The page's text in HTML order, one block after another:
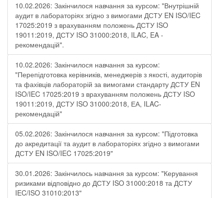
10.02.2026: Закінчилося навчання за курсом: "Внутрішній
аудит в лабораторіях згідно з вимогами ДСТУ EN ISO/IEC
17025:2019 з врахуванням положень ДСТУ ISO
19011:2019, ДСТУ ISO 31000:2018, ILAC, EA -
рекомендацій".
10.02.2026: Закінчилося навчання за курсом:
"Перепідготовка керівників, менеджерів з якості, аудиторів
та фахівців лабораторій за вимогами стандарту ДСТУ EN
ISO/IEC 17025:2019 з врахуванням положень ДСТУ ISO
19011:2019, ДСТУ ISO 31000:2018, ЕА, ILAC-
рекомендацій"
05.02.2026: Закінчилося навчання за курсом: "Підготовка
до акредитації та аудит в лабораторіях згідно з вимогами
ДСТУ EN ISO/IEC 17025:2019"
30.01.2026: Закінчилось навчання за курсом: "Керування
ризиками відповідно до ДСТУ ISO 31000:2018 та ДСТУ
IEC/ISO 31010:2013"